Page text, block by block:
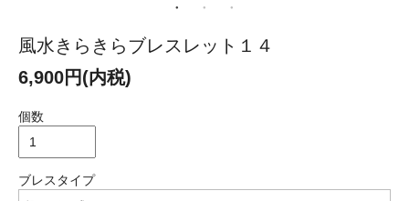
風水きらきらブレスレット１４
6,900円(内税)
個数
ブレスタイプ